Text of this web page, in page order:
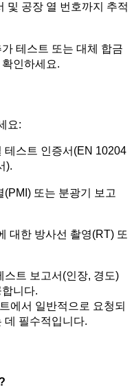
및 공장 열 번호까지 추적
테스트 또는 대체 합금
인하세요.
요:
테스트 인증서(EN 10204
).
또는 분광기 보고
대한 방사선 촬영(RT) 또
스트 보고서(인장, 경도)
니다.
에서 일반적으로 요청되
데 필수적입니다.